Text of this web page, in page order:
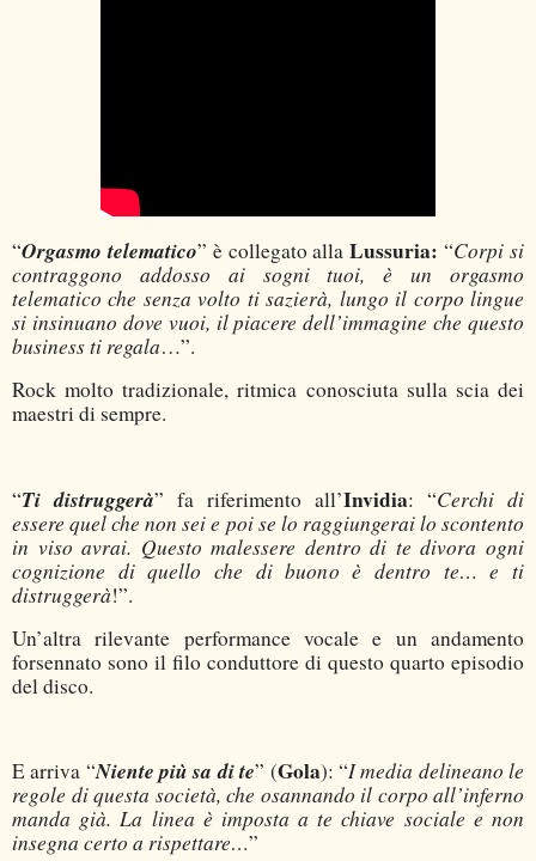
“Orgasmo telematico” è collegato allaLussuria: “Corpi si
contraggono addosso ai sogni tuoi, è un orgasmo
telematico che senza volto ti sazierà, lungo il corpo lingue
si insinuano dove vuoi, il piacere dell’immagine che questo
business ti regala…”.
Rock molto tradizionale, ritmica conosciuta sulla scia dei
maestri di sempre.
“Ti distruggerà” fa riferimento all’Invidia: “Cerchi di
essere quel che non sei e poi se lo raggiungerai lo scontento
in viso avrai. Questo malessere dentro di te divora ogni
cognizione di quello che di buono è dentro te… e ti
distruggerà!”.
Un’altra rilevante performance vocale e un andamento
forsennato sono il filo conduttore di questo quarto episodio
del disco.
E arriva “Niente più sa di te” (Gola): “I media delineano le
regole di questa società, che osannando il corpo all’inferno
manda già. La linea è imposta a te chiave sociale e non
insegna certo a rispettare…”